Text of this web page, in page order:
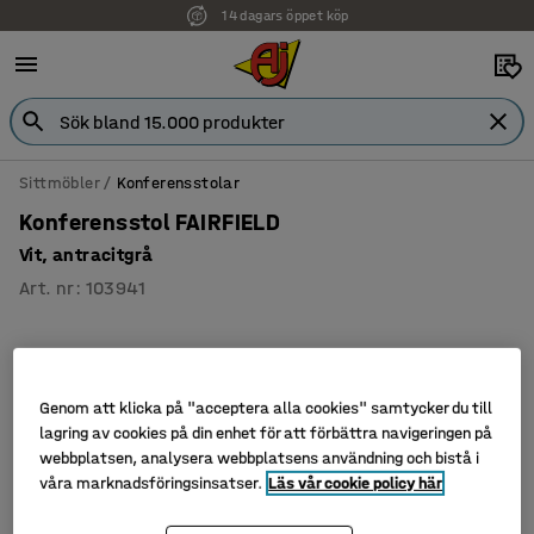
14 dagars öppet köp
Sittmöbler Konferensstolar
Konferensstol FAIRFIELD
Vit, antracitgrå
Art. nr: 103941
Genom att klicka på "acceptera alla cookies" samtycker du till
lagring av cookies på din enhet för att förbättra navigeringen på
webbplatsen, analysera webbplatsens användning och bistå i
våra marknadsföringsinsatser. Läs vår cookie policy här